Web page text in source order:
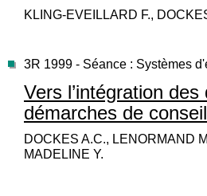
KLING-EVEILLARD F.,
3R 1999 - Séance : Systèmes
Vers l’intégration
démarches de
DOCKES A.C., LENORMAND
MADELINE Y.